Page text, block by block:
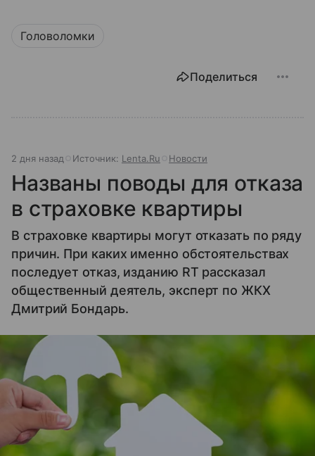
Головоломки
Поделиться
2 дня назад Источник: Lenta.Ru Новости
Названы поводы для отказа
в страховке квартиры
В страховке квартиры могут отказать по ряду
причин. При каких именно обстоятельствах
последует отказ, изданию RT рассказал
общественный деятель, эксперт по ЖКХ
Дмитрий Бондарь.